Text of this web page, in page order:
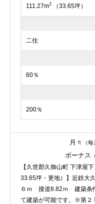
111.27m2 （33.65坪）
二住
60％
200％
月々 （
ボーナス
【久世郡久御山町 下津屋
33.65坪・更地）】近鉄大
６ｍ 接道8.82ｍ 建築条
て建築が可能です。※第